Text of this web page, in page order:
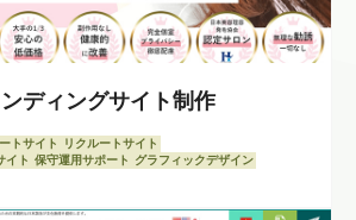
ディングサイト制作
トサイト
リクルートサイト
イト 保守運用サポート
グラフィックデザイン